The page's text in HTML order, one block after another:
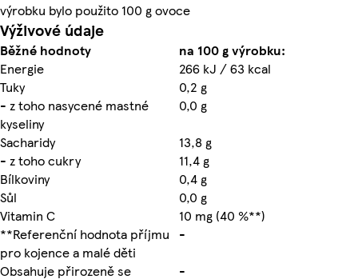
výrobku bylo použito 100 g ovoce
Výživové údaje
Běžné hodnoty
na 100 g výrobku:
Energie
266 kJ / 63 kcal
Tuky
0,2 g
- z toho nasycené mastné
kyseliny
0,0 g
Sacharidy
13,8 g
- z toho cukry
11,4 g
Bílkoviny
0,4 g
Sůl
0,0 g
Vitamin C
10 mg (40 %**)
**Referenční hodnota příjmu
pro kojence a malé děti
-
Obsahuje přirozeně se
-